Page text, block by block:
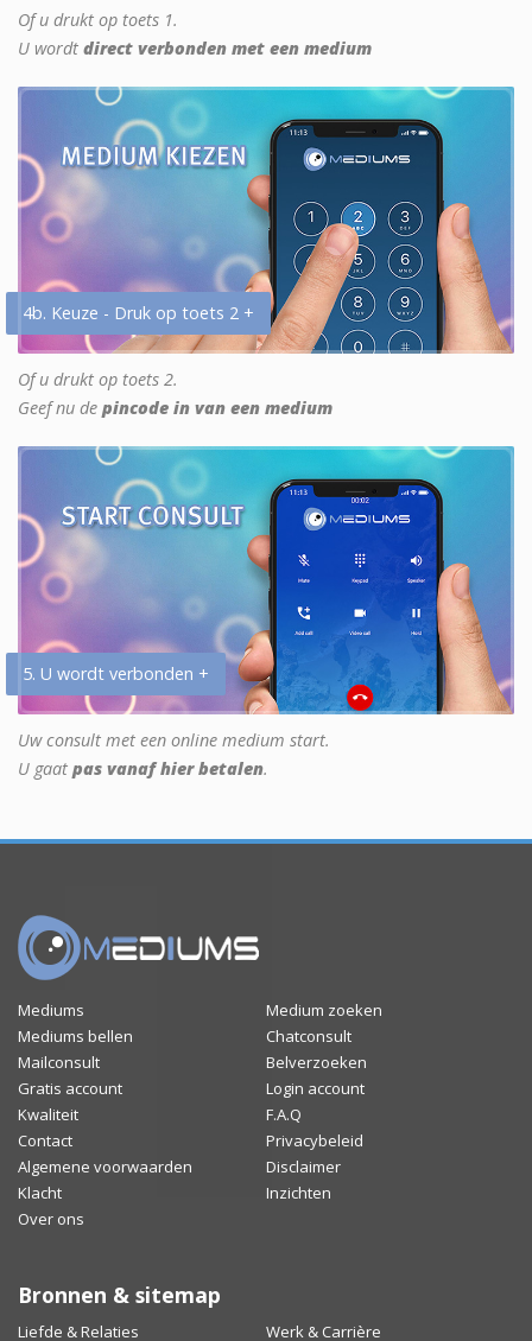
Of u drukt op toets 1.
U wordt direct verbonden met een medium
4b. Keuze - Druk op toets 2 +
Of u drukt op toets 2.
Geef nu de pincode in van een medium
5. U wordt verbonden +
Uw consult met een online medium start.
U gaat pas vanaf hier betalen.
Mediums
Medium zoeken
Mediums bellen
Chatconsult
Mailconsult
Belverzoeken
Gratis account
Login account
Kwaliteit
F.A.Q
Contact
Privacybeleid
Algemene voorwaarden
Disclaimer
Klacht
Inzichten
Over ons
Bronnen & sitemap
Liefde & Relaties Werk & Carrière